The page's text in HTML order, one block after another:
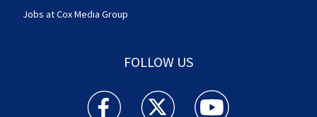
Jobs at Cox Media Group
FOLLOW US
Action News Jax facebook feed(Opens a new
Action News Jax twitter
Action News Jax